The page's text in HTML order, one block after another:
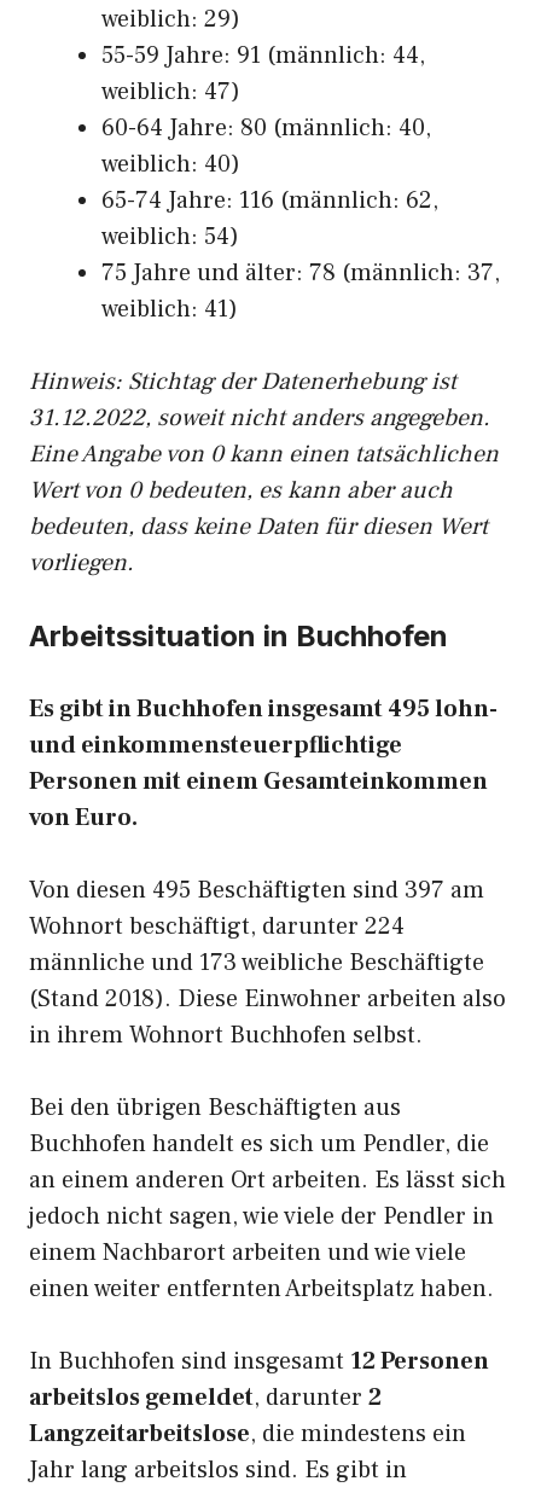
weiblich: 29)
55-59 Jahre: 91 (männlich: 44,
weiblich: 47)
60-64 Jahre: 80 (männlich: 40,
weiblich: 40)
65-74 Jahre: 116 (männlich: 62,
weiblich: 54)
75 Jahre und älter: 78 (männlich: 37,
weiblich: 41)
Hinweis: Stichtag der Datenerhebung ist
31.12.2022, soweit nicht anders angegeben.
Eine Angabe von 0 kann einen tatsächlichen
Wert von 0 bedeuten, es kann aber auch
bedeuten, dass keine Daten für diesen Wert
vorliegen.
Arbeitssituation in Buchhofen
Es gibt in Buchhofen insgesamt 495 lohn-
und einkommensteuerpflichtige
Personen mit einem Gesamteinkommen
von Euro.
Von diesen 495 Beschäftigten sind 397 am
Wohnort beschäftigt, darunter 224
männliche und 173 weibliche Beschäftigte
(Stand 2018). Diese Einwohner arbeiten also
in ihrem Wohnort Buchhofen selbst.
Bei den übrigen Beschäftigten aus
Buchhofen handelt es sich um Pendler, die
an einem anderen Ort arbeiten. Es lässt sich
jedoch nicht sagen, wie viele der Pendler in
einem Nachbarort arbeiten und wie viele
einen weiter entfernten Arbeitsplatz haben.
In Buchhofen sind insgesamt 12 Personen
arbeitslos gemeldet, darunter 2
Langzeitarbeitslose, die mindestens ein
Jahr lang arbeitslos sind. Es gibt in